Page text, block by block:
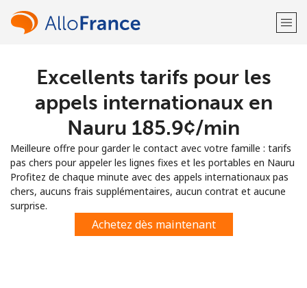
Bienvenue!
Vous avez déjà un compte?
S'enregistrer avec
ou
Excellents tarifs pour les
appels internationaux en
Nauru ⁦185.9¢⁩/min
Meilleure offre pour garder le contact avec votre famille : tarifs
pas chers pour appeler les lignes fixes et les portables en Nauru
Profitez de chaque minute avec des appels internationaux pas
chers, aucuns frais supplémentaires, aucun contrat et aucune
surprise.
Achetez dès maintenant